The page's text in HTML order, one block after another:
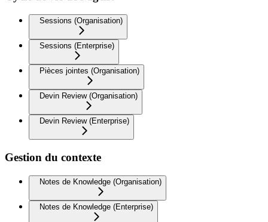
Sessions (Organisation)
Sessions (Enterprise)
Pièces jointes (Organisation)
Devin Review (Organisation)
Devin Review (Enterprise)
Gestion du contexte
Notes de Knowledge (Organisation)
Notes de Knowledge (Enterprise)